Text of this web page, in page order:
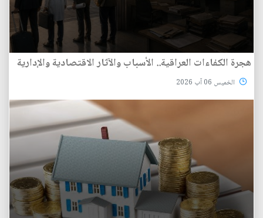
هجرة الكفاءات العراقية.. الأسباب والآثار الاقتصادية والإدارية
الخميس 06 آب 2026